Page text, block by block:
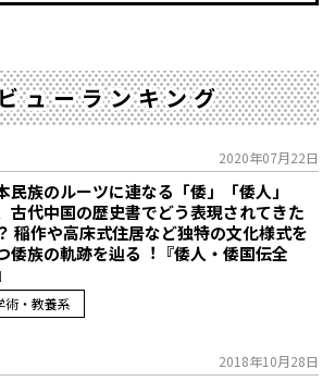
ューランキング
2020年07月22日
民族のルーツに連なる「倭」「倭人」
古代中国の歴史書でどう表現されてきた
稲作や高床式住居など独特の文化様式を
倭族の軌跡を辿る︕『倭人・倭国伝全
術・教養系
2018年10月28日